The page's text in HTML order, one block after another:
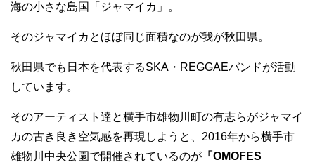
海の小さな島国「ジャマイカ」。
そのジャマイカとほぼ同じ面積なのが我が秋田県。
秋田県でも日本を代表するSKA・REGGAEバンドが活動
しています。
そのアーティスト達と横手市雄物川町の有志らがジャマイ
カの古き良き空気感を再現しようと、2016年から横手市
雄物川中央公園で開催されているのが 「OMOFES